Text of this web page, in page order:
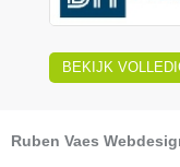
BEKIJK
Ruben Vaes